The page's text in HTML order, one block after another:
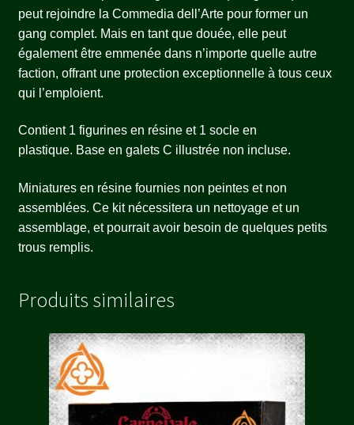
peut rejoindre la Commedia dell’Arte pour former un
gang complet. Mais en tant que douée, elle peut
également être emmenée dans n’importe quelle autre
faction, offrant une protection exceptionnelle à tous ceux
qui l’emploient.
Contient 1 figurines en résine et 1 socle en
plastique. Base en galets C illustrée non incluse.
Miniatures en résine fournies non peintes et non
assemblées. Ce kit nécessitera un nettoyage et un
assemblage, et pourrait avoir besoin de quelques petits
trous remplis.
Produits similaires